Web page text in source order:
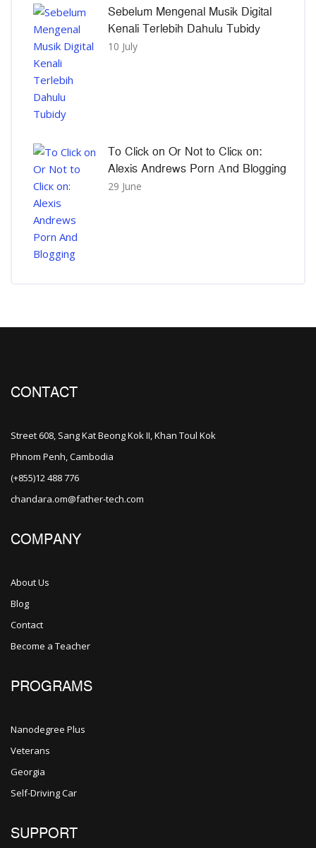
Sebelum Mengenal Musik Digital
Kenali Terlebih Dahulu Tubidy
10 July
To Click on Or Not to Clicк on:
Alexis Andrews Porn Αnd Blogging
29 June
CONTACT
Street 608, Sang Kat Beong Kok II, Khan Toul Kok
Phnom Penh, Cambodia
(+855)12 488 776
chandara.om@father-tech.com
COMPANY
About Us
Blog
Contact
Become a Teacher
PROGRAMS
Nanodegree Plus
Veterans
Georgia
Self-Driving Car
SUPPORT